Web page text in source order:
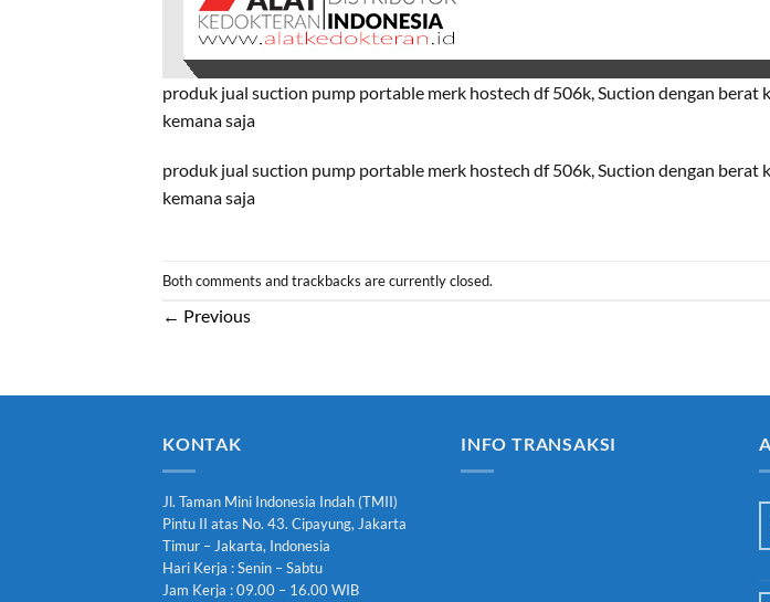
produk jual suction pump portable merk hostech df 506k, Suction dengan berat
kemana saja
produk jual suction pump portable merk hostech df 506k, Suction dengan berat
kemana saja
Both comments and trackbacks are currently closed.
← Previous
KONTAK
Jl. Taman Mini Indonesia Indah (TMII)
Pintu II atas No. 43. Cipayung, Jakarta
Timur – Jakarta, Indonesia
Hari Kerja : Senin – Sabtu
Jam Kerja : 09.00 – 16.00 WIB
INFO TRANSAKSI